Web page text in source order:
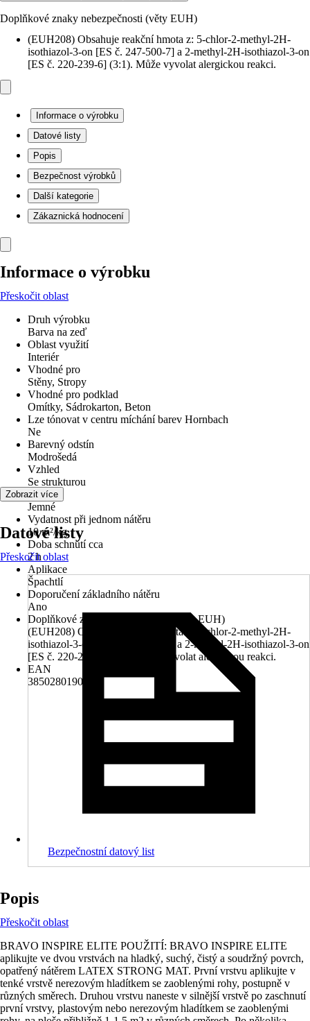
Doplňkové znaky nebezpečnosti (věty EUH)
(EUH208) Obsahuje reakční hmota z: 5-chlor-2-methyl-2H-
isothiazol-3-on [ES č. 247-500-7] a 2-methyl-2H-isothiazol-3-on
[ES č. 220-239-6] (3:1). Může vyvolat alergickou reakci.
Informace o výrobku
Datové listy
Popis
Bezpečnost výrobků
Další kategorie
Zákaznická hodnocení
Informace o výrobku
Přeskočit oblast
Druh výrobku
Barva na zeď
Oblast využití
Interiér
Vhodné pro
Stěny, Stropy
Vhodné pro podklad
Omítky, Sádrokarton, Beton
Lze tónovat v centru míchání barev Hornbach
Ne
Barevný odstín
Modrošedá
Vzhled
Se strukturou
Zrnitost
Jemné
Vydatnost při jednom nátěru
10 m²/kg
Doba schnutí cca
2 h
Aplikace
Špachtlí
Doporučení základního nátěru
Ano
Doplňkové znaky nebezpečnosti (věty EUH)
(EUH208) Obsahuje reakční hmota z: 5-chlor-2-methyl-2H-
isothiazol-3-on [ES č. 247-500-7] a 2-methyl-2H-isothiazol-3-on
[ES č. 220-239-6] (3:1). Může vyvolat alergickou reakci.
EAN
3850280190772
Zobrazit více
Datové listy
Přeskočit oblast
Bezpečnostní datový list
Popis
Přeskočit oblast
BRAVO INSPIRE ELITE POUŽITÍ: BRAVO INSPIRE ELITE
aplikujte ve dvou vrstvách na hladký, suchý, čistý a soudržný povrch,
opatřený nátěrem LATEX STRONG MAT. První vrstvu aplikujte v
tenké vrstvě nerezovým hladítkem se zaoblenými rohy, postupně v
různých směrech. Druhou vrstvu naneste v silnější vrstvě po zaschnutí
první vrstvy, plastovým nebo nerezovým hladítkem se zaoblenými